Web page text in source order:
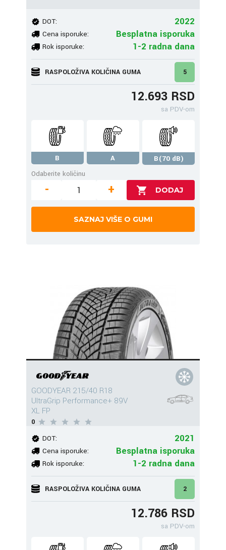
DOT: 2022
Cena isporuke: Besplatna isporuka
Rok isporuke: 1-2 radna dana
RASPOLOŽIVA KOLIČINA GUMA 5
12.693 RSD
sa PDV-om
B A
B(70 dB)
Odaberite količinu
- +
SAZNAJ VIŠE O GUMI
GOODYEAR 215/40 R18
UltraGrip Performance+ 89V
XL FP
0
DOT: 2021
Cena isporuke: Besplatna isporuka
Rok isporuke: 1-2 radna dana
RASPOLOŽIVA KOLIČINA GUMA 2
12.786 RSD
sa PDV-om